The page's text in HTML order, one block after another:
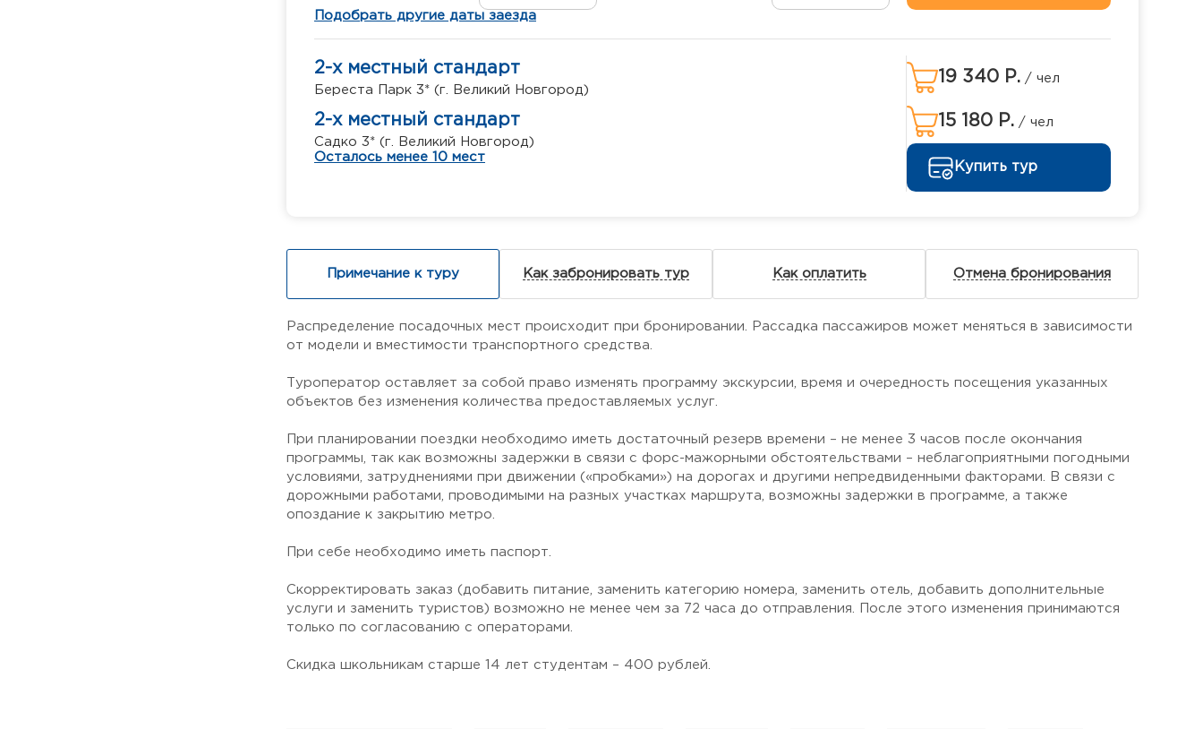
Подобрать другие даты заезда
2-х местный стандарт
Береста Парк 3* (г. Великий Новгород)
2-х местный стандарт
Садко 3* (г. Великий Новгород)
Осталось менее 10 мест
19 340 Р./ чел
15 180 Р./ чел
Купить тур
Примечание к туру Как забронировать тур Как оплатить Отмена бронирования
Распределение посадочных мест происходит при бронировании. Рассадка пассажиров может меняться в зависимости
от модели и вместимости транспортного средства.
Туроператор оставляет за собой право изменять программу экскурсии, время и очередность посещения указанных
объектов без изменения количества предоставляемых услуг.
При планировании поездки необходимо иметь достаточный резерв времени – не менее 3 часов после окончания
программы, так как возможны задержки в связи с форс-мажорными обстоятельствами – неблагоприятными погодными
условиями, затруднениями при движении («пробками») на дорогах и другими непредвиденными факторами. В связи с
дорожными работами, проводимыми на разных участках маршрута, возможны задержки в программе, а также
опоздание к закрытию метро.
При себе необходимо иметь паспорт.
Скорректировать заказ (добавить питание, заменить категорию номера, заменить отель, добавить дополнительные
услуги и заменить туристов) возможно не менее чем за 72 часа до отправления. После этого изменения принимаются
только по согласованию с операторами.
Скидка школьникам старше 14 лет студентам – 400 рублей.